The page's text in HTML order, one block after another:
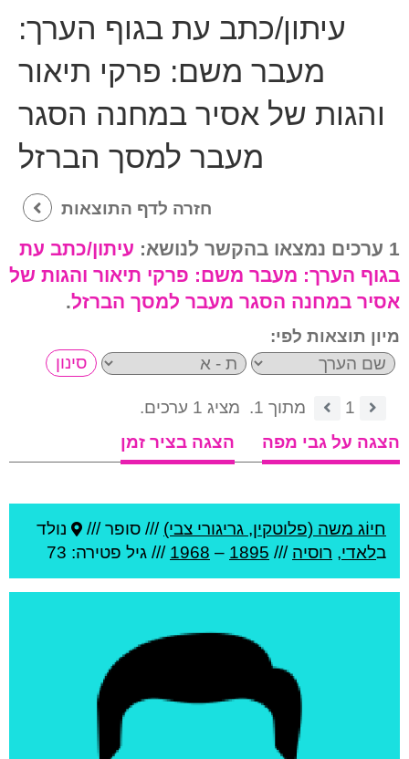
עיתון/כתב עת בגוף הערך:
מעבר משם: פרקי תיאור
והגות של אסיר במחנה הסגר
מעבר למסך הברזל
חזרה לדף התוצאות
1 ערכים נמצאו בהקשר לנושא:
עיתון/כתב עת
בגוף הערך: מעבר משם: פרקי תיאור והגות של
אסיר במחנה הסגר מעבר למסך הברזל.
מיון תוצאות לפי:
1 מתוך 1.
מציג 1 ערכים.
הצגה על גבי מפה
הצגה בציר זמן
חיוֹג משה (פלוטקין, גריגורי צבי) /// סופר ///
נולד
בלאדי, רוסיה ///
1895
–
1968 /// גיל פטירה: 73